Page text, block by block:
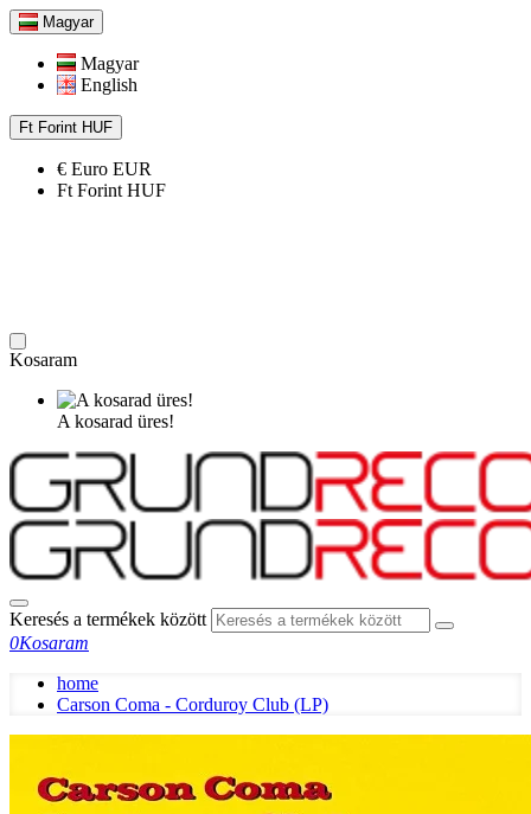
Magyar
Magyar
English
Ft Forint HUF
€ Euro EUR
Ft Forint HUF
Kosaram
A kosarad üres!
Keresés a termékek között
0Kosaram
home
Carson Coma - Corduroy Club (LP)